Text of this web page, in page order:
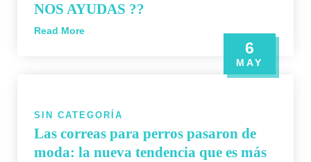
NOS AYUDAS ??
Read More
6
MAY
SIN CATEGORÍA
Las correas para perros pasaron de
moda: la nueva tendencia que es más